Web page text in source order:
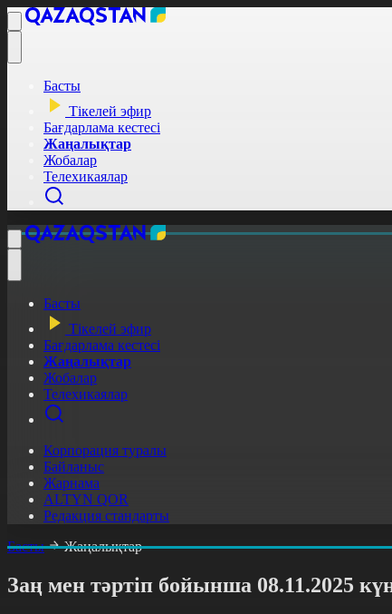
Басты
Тікелей эфир
Бағдарлама кестесі
Жаңалықтар
Жобалар
Телехикаялар
Басты
Тікелей эфир
Бағдарлама кестесі
Жаңалықтар
Жобалар
Телехикаялар
Корпорация туралы
Байланыс
Жарнама
ALTYN QOR
Редакция стандарты
Басты
Жаңалықтар
Заң мен тәртіп бойынша 08.11.2025